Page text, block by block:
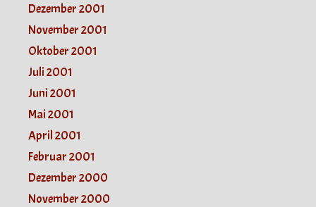
Dezember 2001
November 2001
Oktober 2001
Juli 2001
Juni 2001
Mai 2001
April 2001
Februar 2001
Dezember 2000
November 2000